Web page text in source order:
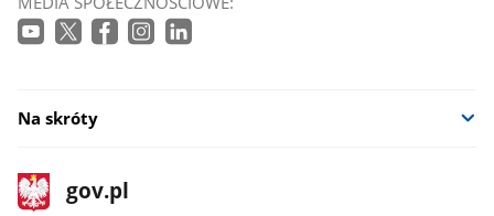
Na skróty
stopka
gov.pl
Strona
gov.pl